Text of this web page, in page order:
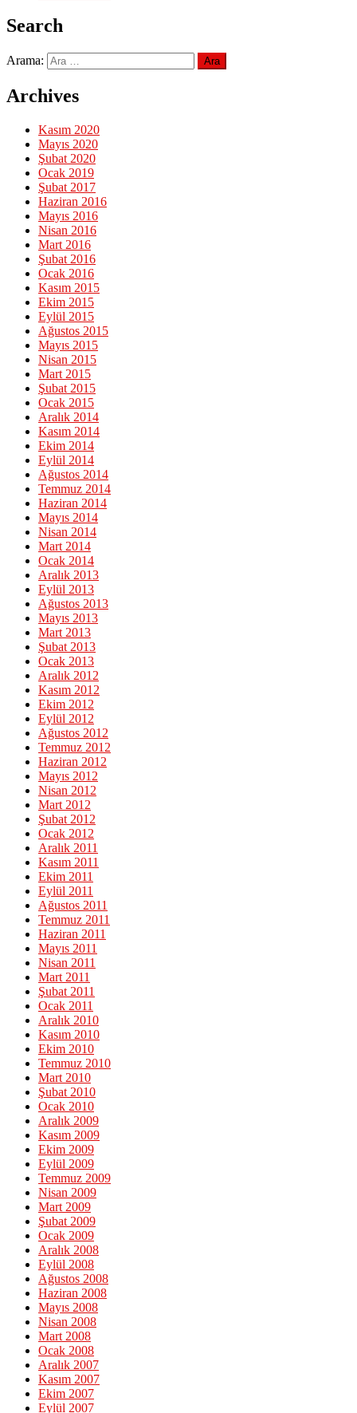
Search
Arama:
Archives
Kasım 2020
Mayıs 2020
Şubat 2020
Ocak 2019
Şubat 2017
Haziran 2016
Mayıs 2016
Nisan 2016
Mart 2016
Şubat 2016
Ocak 2016
Kasım 2015
Ekim 2015
Eylül 2015
Ağustos 2015
Mayıs 2015
Nisan 2015
Mart 2015
Şubat 2015
Ocak 2015
Aralık 2014
Kasım 2014
Ekim 2014
Eylül 2014
Ağustos 2014
Temmuz 2014
Haziran 2014
Mayıs 2014
Nisan 2014
Mart 2014
Ocak 2014
Aralık 2013
Eylül 2013
Ağustos 2013
Mayıs 2013
Mart 2013
Şubat 2013
Ocak 2013
Aralık 2012
Kasım 2012
Ekim 2012
Eylül 2012
Ağustos 2012
Temmuz 2012
Haziran 2012
Mayıs 2012
Nisan 2012
Mart 2012
Şubat 2012
Ocak 2012
Aralık 2011
Kasım 2011
Ekim 2011
Eylül 2011
Ağustos 2011
Temmuz 2011
Haziran 2011
Mayıs 2011
Nisan 2011
Mart 2011
Şubat 2011
Ocak 2011
Aralık 2010
Kasım 2010
Ekim 2010
Temmuz 2010
Mart 2010
Şubat 2010
Ocak 2010
Aralık 2009
Kasım 2009
Ekim 2009
Eylül 2009
Temmuz 2009
Nisan 2009
Mart 2009
Şubat 2009
Ocak 2009
Aralık 2008
Eylül 2008
Ağustos 2008
Haziran 2008
Mayıs 2008
Nisan 2008
Mart 2008
Ocak 2008
Aralık 2007
Kasım 2007
Ekim 2007
Eylül 2007